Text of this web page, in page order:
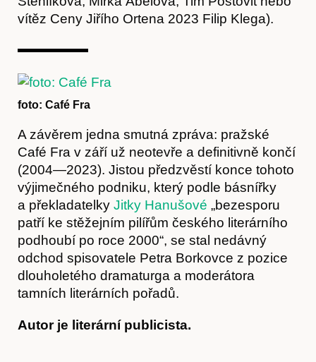
Obchod
vítěz Ceny Jiřího Ortena 2023 Filip Klega).
foto: Café Fra
A závěrem jedna smutná zpráva: pražské
Café Fra v září už neotevře a definitivně končí
(2004—2023). Jistou předzvěstí konce tohoto
výjimečného podniku, který podle básnířky
a překladatelky Jitky Hanušové „bezesporu
patří ke stěžejním pilířům českého literárního
podhoubí po roce 2000“, se stal nedávný
odchod spisovatele Petra Borkovce z pozice
dlouholetého dramaturga a moderátora
tamních literárních pořadů.
Autor je literární publicista.